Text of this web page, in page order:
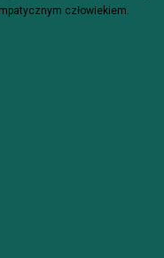
człowiekiem.